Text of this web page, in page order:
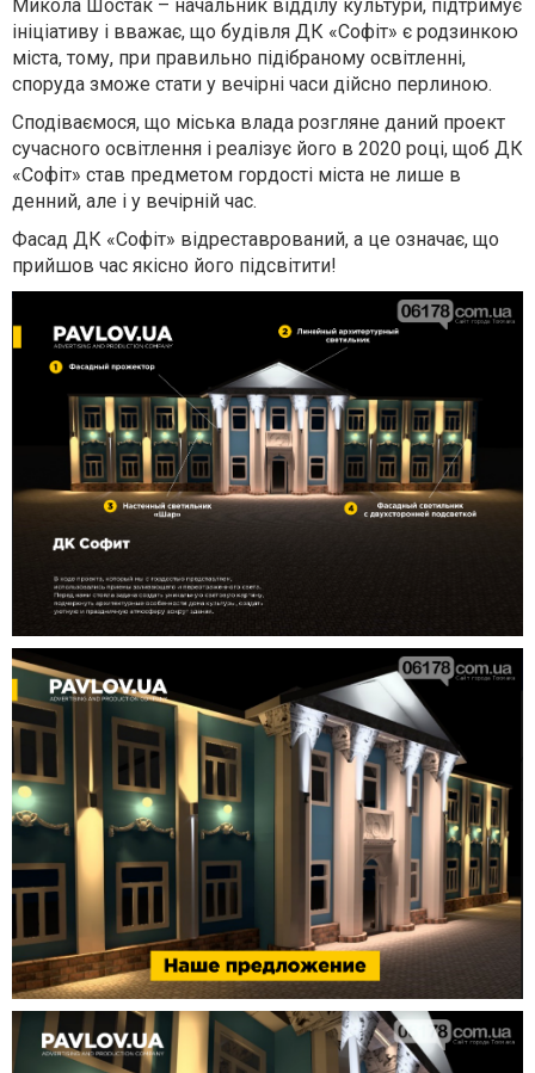
Микола Шостак – начальник відділу культури, підтримує
ініціативу і вважає, що будівля ДК «Софіт» є родзинкою
міста, тому, при правильно підібраному освітленні,
споруда зможе стати у вечірні часи дійсно перлиною.
Сподіваємося, що міська влада розгляне даний проект
сучасного освітлення і реалізує його в 2020 році, щоб ДК
«Софіт» став предметом гордості міста не лише в
денний, але і у вечірній час.
Фасад ДК «Софіт» відреставрований, а це означає, що
прийшов час якісно його підсвітити!